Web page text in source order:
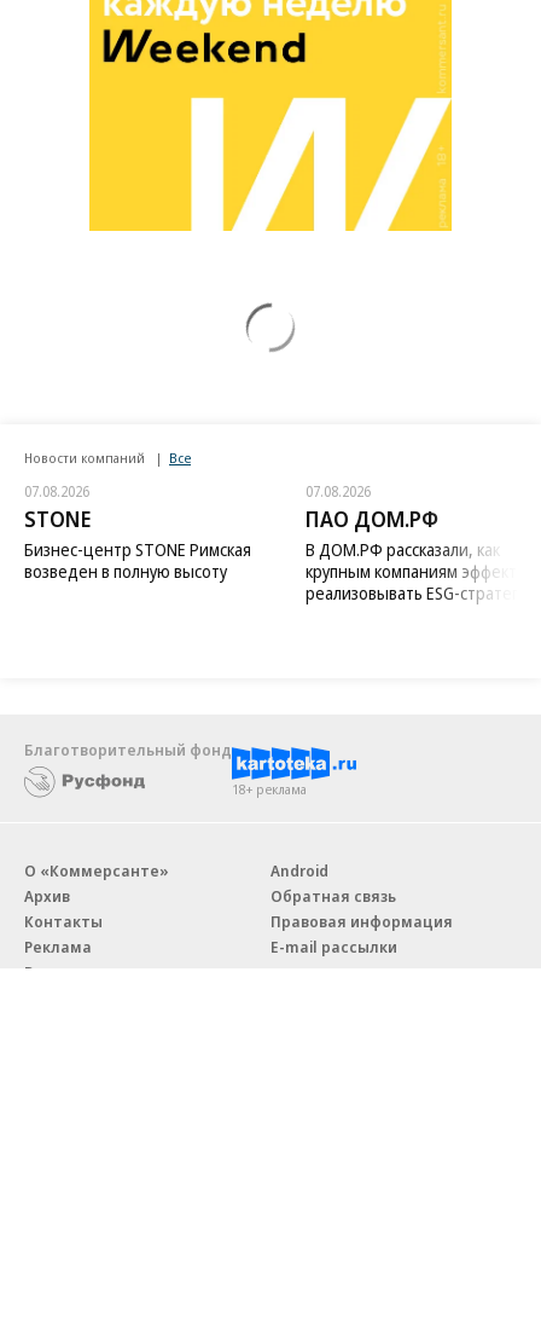
Новости компаний Все
07.08.2026
STONE
Бизнес-центр STONE Римская
возведен в полную высоту
07.08.2026
ПАО ДОМ.РФ
В ДОМ.РФ рассказали, как
крупным компаниям
реализовывать ESG-стратегию
Благотворительный фонд
18+ реклама
О «Коммерсанте»
Архив
Контакты
Реклама
Вакансии
Android
Обратная связь
Правовая информация
E-mail рассылки